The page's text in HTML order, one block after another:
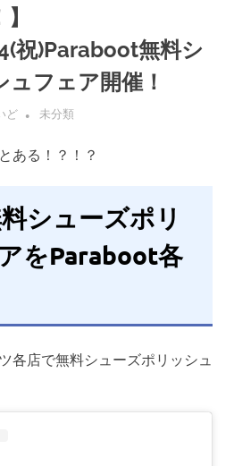
祝)Paraboot無料シ
フェア開催！
ど 未分類
ある！？！？
シューズポリ
をParaboot各
各店で無料シューズポリッシュ